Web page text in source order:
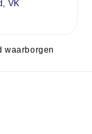
VK
waarborgen